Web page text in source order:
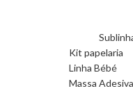
Kit papelaria
Linha Bébé
Massa Adesiva